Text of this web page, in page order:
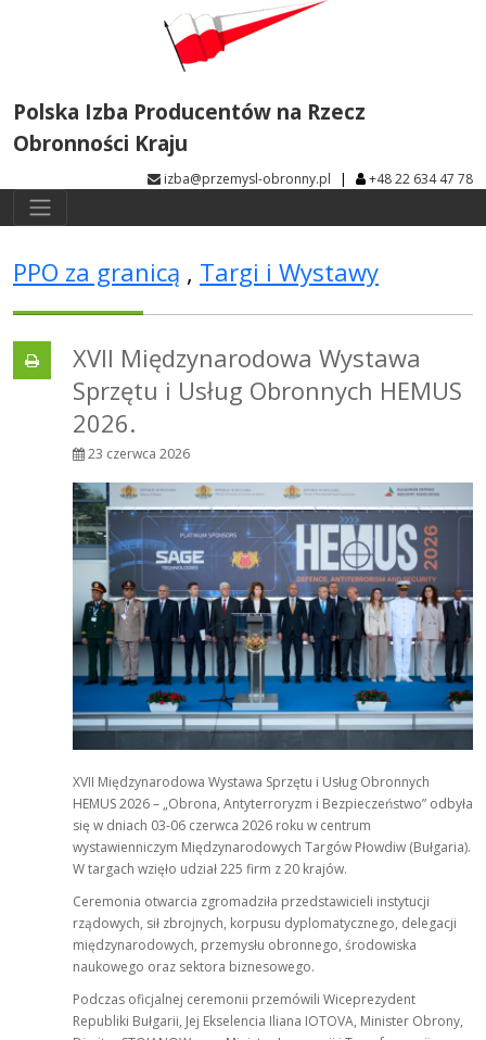
Polska Izba Producentów na Rzecz
Obronności Kraju
izba@przemysl-obronny.pl | +48 22 634 47 78
PPO za granicą , Targi i Wystawy
XVII Międzynarodowa Wystawa
Sprzętu i Usług Obronnych HEMUS
2026.
23 czerwca 2026
XVII Międzynarodowa Wystawa Sprzętu i Usług Obronnych
HEMUS 2026 – „Obrona, Antyterroryzm i Bezpieczeństwo” odbyła
się w dniach 03-06 czerwca 2026 roku w centrum
wystawienniczym Międzynarodowych Targów Płowdiw (Bułgaria).
W targach wzięło udział 225 firm z 20 krajów.
Ceremonia otwarcia zgromadziła przedstawicieli instytucji
rządowych, sił zbrojnych, korpusu dyplomatycznego, delegacji
międzynarodowych, przemysłu obronnego, środowiska
naukowego oraz sektora biznesowego.
Podczas oficjalnej ceremonii przemówili Wiceprezydent
Republiki Bułgarii, Jej Ekselencia Iliana IOTOVA, Minister Obrony,